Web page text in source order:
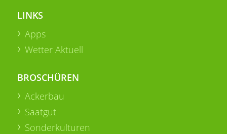
LINKS
Apps
Wetter Aktuell
BROSCHÜREN
Ackerbau
Saatgut
Sonderkulturen